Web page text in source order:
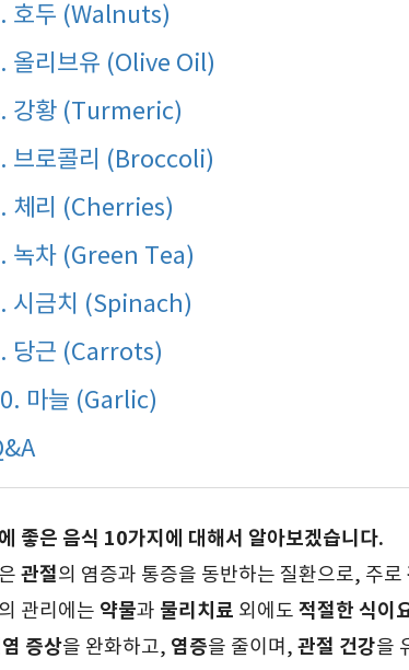
호두 (Walnuts)
올리브유 (Olive Oil)
강황 (Turmeric)
브로콜리 (Broccoli)
체리 (Cherries)
녹차 (Green Tea)
시금치 (Spinach)
당근 (Carrots)
마늘 (Garlic)
좋은 음식 10가지에 대해서 알아보겠습니다.
은 관절의 염증과 통증을 동반하는 질환으로, 주로
의 관리에는 약물과 물리치료 외에도 적절한 식이
증상을 완화하고, 염증을 줄이며, 관절 건강을